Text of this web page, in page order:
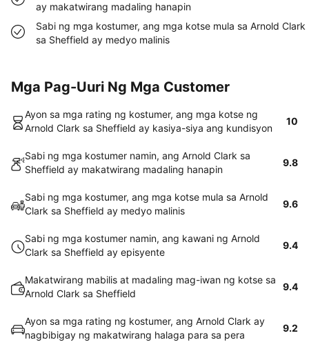
ay makatwirang madaling hanapin
Sabi ng mga kostumer, ang mga kotse mula sa Arnold Clark
sa Sheffield ay medyo malinis
Mga Pag-Uuri Ng Mga Customer
Ayon sa mga rating ng kostumer, ang mga kotse ng
Arnold Clark sa Sheffield ay kasiya-siya ang kundisyon
10
Sabi ng mga kostumer namin, ang Arnold Clark sa
Sheffield ay makatwirang madaling hanapin
9.8
Sabi ng mga kostumer, ang mga kotse mula sa Arnold
Clark sa Sheffield ay medyo malinis
9.6
Sabi ng mga kostumer namin, ang kawani ng Arnold
Clark sa Sheffield ay episyente
9.4
Makatwirang mabilis at madaling mag-iwan ng kotse sa
Arnold Clark sa Sheffield
9.4
Ayon sa mga rating ng kostumer, ang Arnold Clark ay
nagbibigay ng makatwirang halaga para sa pera
9.2